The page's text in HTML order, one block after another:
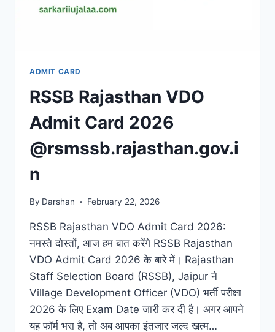
ADMIT CARD
RSSB Rajasthan VDO
Admit Card 2026
@rsmssb.rajasthan.gov.i
n
By Darshan February 22, 2026
RSSB Rajasthan VDO Admit Card 2026:
नमस्ते दोस्तों, आज हम बात करेंगे RSSB Rajasthan
VDO Admit Card 2026 के बारे में। Rajasthan
Staff Selection Board (RSSB), Jaipur ने
Village Development Officer (VDO) भर्ती परीक्षा
2026 के लिए Exam Date जारी कर दी है। अगर आपने
यह फॉर्म भरा है, तो अब आपका इंतजार जल्द खत्म…